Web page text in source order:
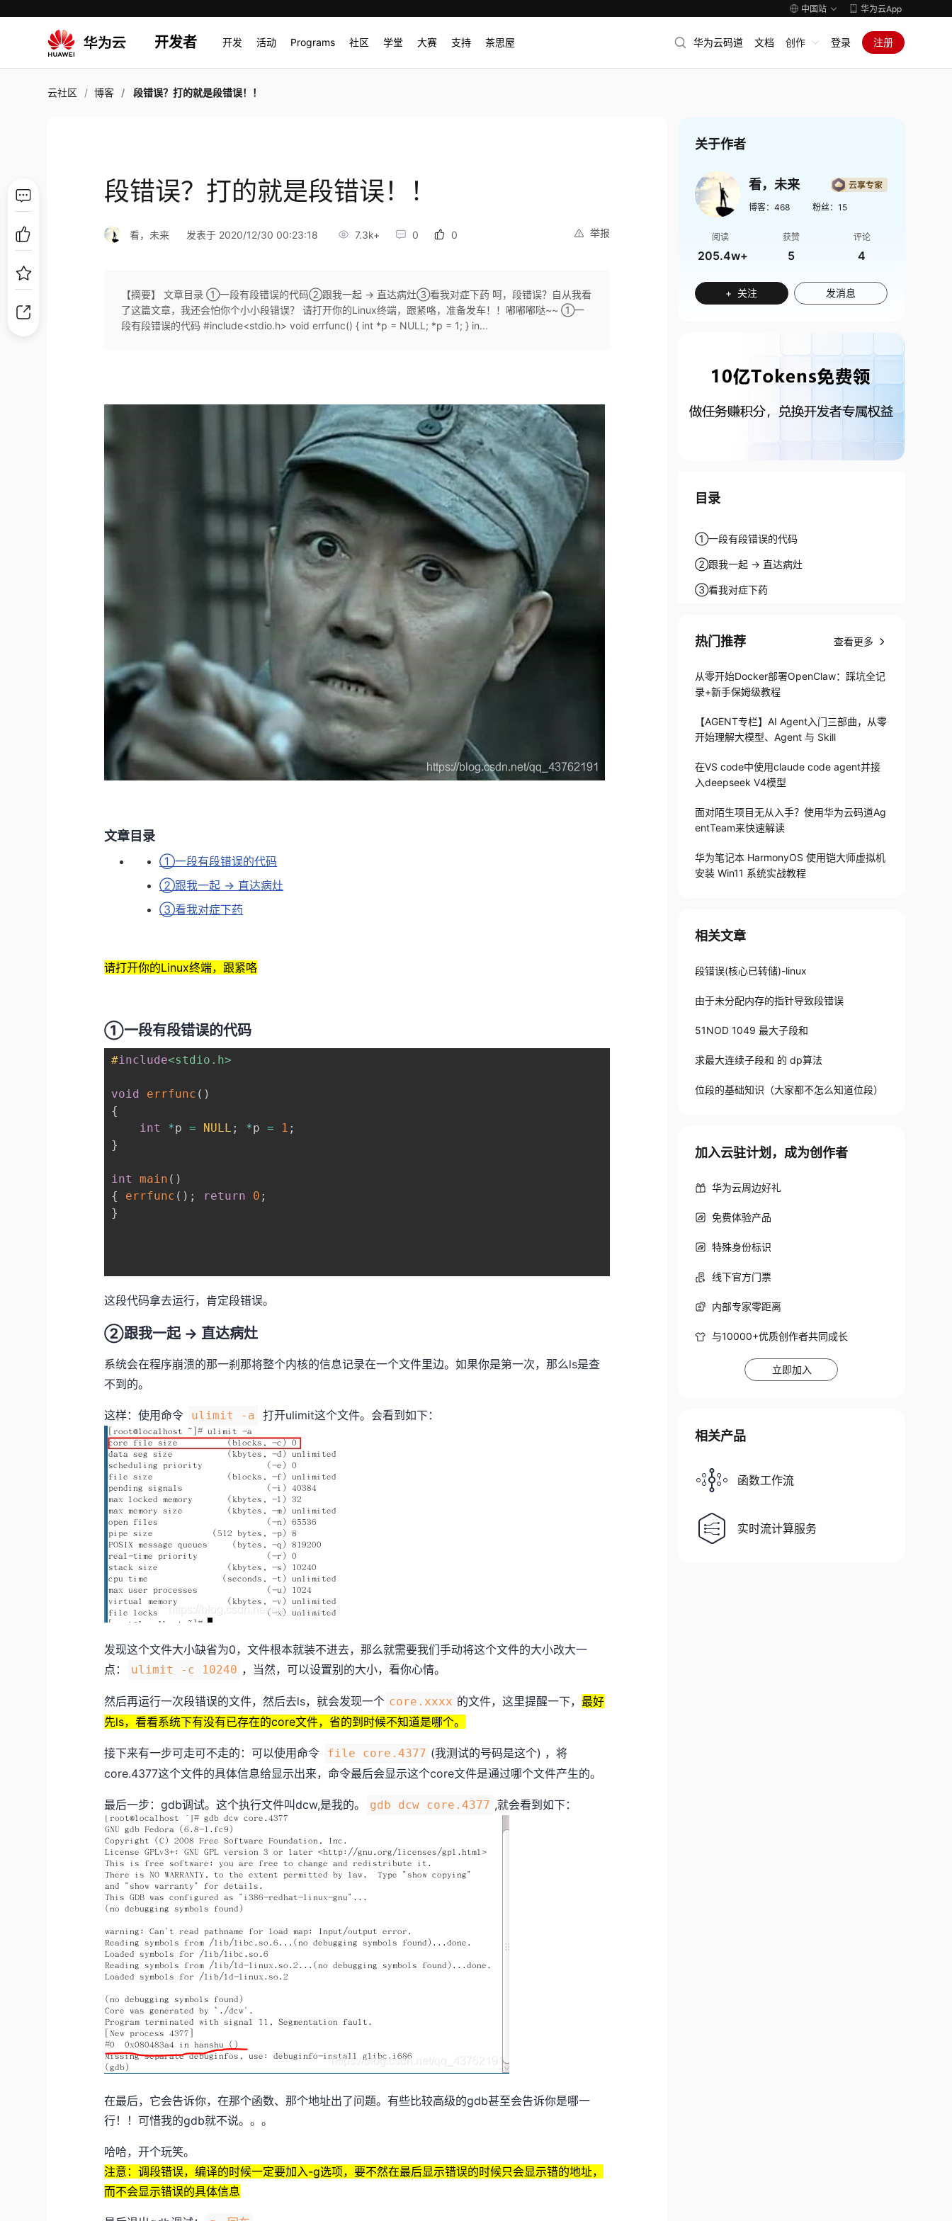
中国站 华为云App
开发者 开发 活动 Programs 社区 学堂 大赛 支持 茶思屋 华为云码道 文档 创作 登录 注册
云社区 博客 段错误？打的就是段错误！！
段错误？打的就是段错误！！
举报
看，未来 发表于 2020/12/30 00:23:18 7.3k+ 0 0
【摘要】 文章目录 ①一段有段错误的代码②跟我一起 -> 直达病灶③看我对症下药 呵，段错误？自从我看
了这篇文章，我还会怕你个小小段错误？ 请打开你的Linux终端，跟紧咯，准备发车！！嘟嘟嘟哒~~ ①一
段有段错误的代码 #include<stdio.h> void errfunc() { int *p = NULL; *p = 1; } in...
文章目录
①一段有段错误的代码
②跟我一起 -> 直达病灶
③看我对症下药
请打开你的Linux终端，跟紧咯
①一段有段错误的代码
#include<stdio.h>
void errfunc ( )
{
int
*p = NULL ; *p = 1 ;
}
int main ( )
{
errfunc ( ) ; return 0 ;
}
这段代码拿去运行，肯定段错误。
②跟我一起 -> 直达病灶
系统会在程序崩溃的那一刹那将整个内核的信息记录在一个文件里边。如果你是第一次，那么ls是查
不到的。
这样：使用命令 ulimit -a 打开ulimit这个文件。会看到如下：
发现这个文件大小缺省为0，文件根本就装不进去，那么就需要我们手动将这个文件的大小改大一
点：
ulimit -c 10240 ，当然，可以设置别的大小，看你心情。
然后再运行一次段错误的文件，然后去ls，就会发现一个 core.xxxx 的文件，这里提醒一下，最好
先ls，看看系统下有没有已存在的core文件，省的到时候不知道是哪个。
接下来有一步可走可不走的：可以使用命令 file core.4377 (我测试的号码是这个) ，将
core.4377这个文件的具体信息给显示出来，命令最后会显示这个core文件是通过哪个文件产生的。
最后一步：gdb调试。这个执行文件叫dcw,是我的。 gdb dcw core.4377 ,就会看到如下：
在最后，它会告诉你，在那个函数、那个地址出了问题。有些比较高级的gdb甚至会告诉你是哪一
行！！可惜我的gdb就不说。。。
哈哈，开个玩笑。
注意：调段错误，编译的时候一定要加入-g选项，要不然在最后显示错误的时候只会显示错的地址，
而不会显示错误的具体信息
关于作者
看，未来
博客： 468 粉丝： 15
阅读
205.4w+
获赞
5
评论
4
+ 关注 发消息
目录
①一段有段错误的代码
②跟我一起 -> 直达病灶
③看我对症下药
热门推荐 查看更多
从零开始Docker部署OpenClaw：踩坑全记
录+新手保姆级教程
【AGENT专栏】AI Agent入门三部曲，从零
开始理解大模型、Agent 与 Skill
在VS code中使用claude code agent并接
入deepseek V4模型
面对陌生项目无从入手？使用华为云码道Ag
entTeam来快速解读
华为笔记本 HarmonyOS 使用铠大师虚拟机
安装 Win11 系统实战教程
相关文章
段错误(核心已转储)-linux
由于未分配内存的指针导致段错误
51NOD 1049 最大子段和
求最大连续子段和 的 dp算法
位段的基础知识（大家都不怎么知道位段）
加入云驻计划，成为创作者
华为云周边好礼
免费体验产品
特殊身份标识
线下官方门票
内部专家零距离
与10000+优质创作者共同成长
立即加入
相关产品
函数工作流
实时流计算服务